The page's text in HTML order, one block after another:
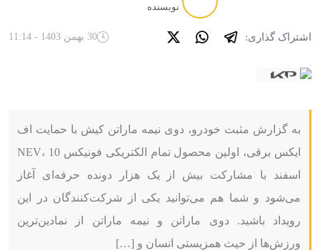
نویسنده
اشتراک گذاری: 30 بهمن 1403 - 11:14
به گزارش مثبت خودرو، دوی نیمه ماراتن کیش با حمایت اف
ایکس برقی، اولین محصول تمام الکتریکی فونیکس NEV، 10
اسفند با مشارکت بیش از یک هزار دونده حرفه‌ای آغاز
می‌شود و شما هم می‌توانید یکی از شرکت‌کنندگان در این
رویداد باشید. دوی ماراتن و نیمه ماراتن از نمادین‌ترین
ورزش‌ها از حیث همزیستی انسان و […]